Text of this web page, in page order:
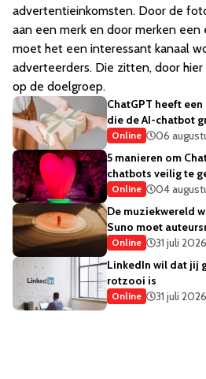
advertentieinkomsten. Door de
aan een merk en door merken een
moet het een interessant kanaal
adverteerders. Die zitten, door
op de doelgroep.
ChatGPT heeft
die de AI-chatbot
Online
06
5 manieren om
chatbots veilig te
Online
04
De muziekwereld
Suno moet
Online
31 juli 2026
LinkedIn wil dat jij
rotzooi is
Online 31 juli 2026